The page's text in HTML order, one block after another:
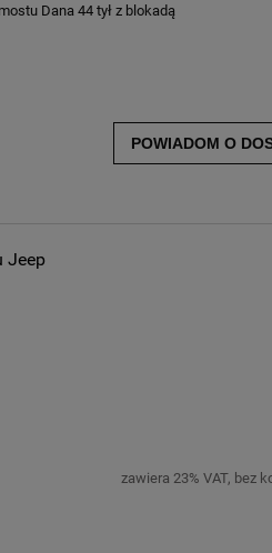
Dana 44 tył z blokadą
POWIADOM O
Jeep
zawiera 23% VAT, bez